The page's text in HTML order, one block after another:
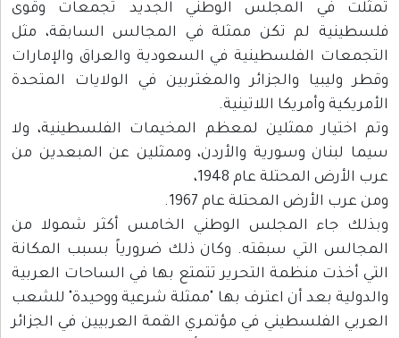
تمثلت في المجلس الوطني الجديد تجمعات وقوى
فلسطينية لم تكن ممثلة في المجالس السابقة، مثل
التجمعات الفلسطينية في السعودية والعراق والإمارات
وقطر وليبيا والجزائر والمغتربين في الولايات المتحدة
الأمريكية وأمريكا اللاتينية.
وتم اختيار ممثلين لمعظم المخيمات الفلسطينية، ولا
سيما لبنان وسورية والأردن، وممثلين عن المبعدين من
عرب الأرض المحتلة عام 1948،
ومن عرب الأرض المحتلة عام 1967.
وبذلك جاء المجلس الوطني الخامس أكثر شمولا من
المجالس التي سبقته. وكان ذلك ضرورياً بسبب المكانة
التي أخذت منظمة التحرير تتمتع بها في الساحات العربية
والدولية بعد أن اعترف بها "ممثلة شرعية ووحيدة" للشعب
العربي الفلسطيني في مؤتمري القمة العربيين في الجزائر